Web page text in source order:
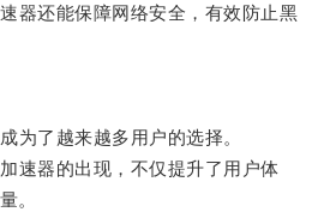
还能保障网络安全，有效防止黑
了越来越多用户的选择。
器的出现，不仅提升了用户体
。